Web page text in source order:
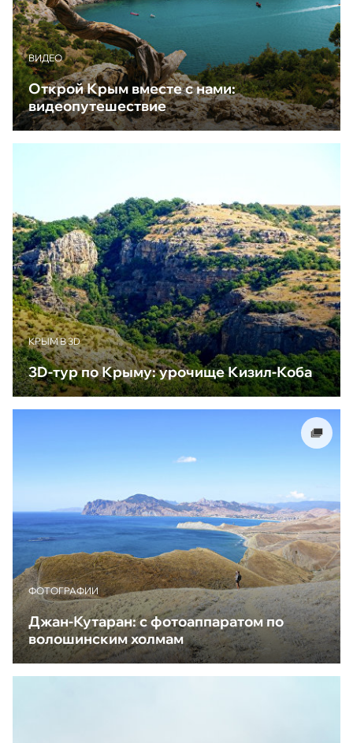
ВИДЕО
Открой Крым вместе с нами:
видеопутешествие
КРЫМ В 3D
3D-тур по Крыму: урочище Кизил-Коба
ФОТОГРАФИИ
Джан-Кутаран: с фотоаппаратом по
волошинским холмам